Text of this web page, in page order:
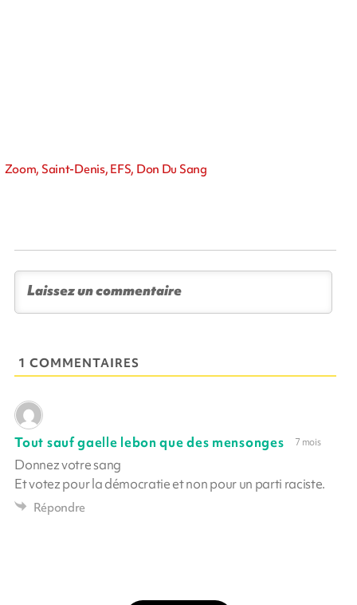
Zoom, Saint-Denis, EFS, Don Du Sang
1 COMMENTAIRES
Tout sauf gaelle lebon que des mensonges 7 mois
Donnez votre sang
Et votez pour la démocratie et non pour un parti raciste.
Répondre